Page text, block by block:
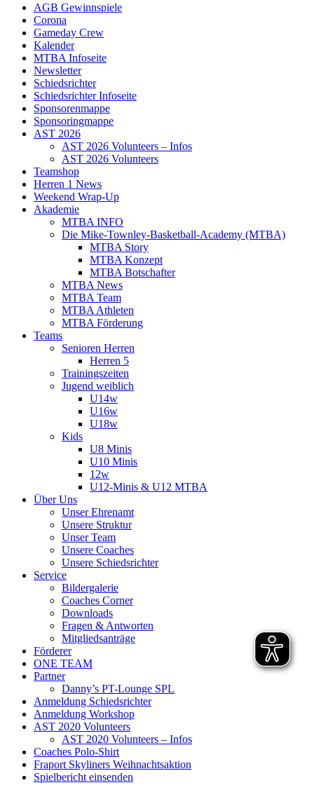
AGB Gewinnspiele
Corona
Gameday Crew
Kalender
MTBA Infoseite
Newsletter
Schiedsrichter
Schiedsrichter Infoseite
Sponsorenmappe
Sponsoringmappe
AST 2026
AST 2026 Volunteers – Infos
AST 2026 Volunteers
Teamshop
Herren 1 News
Weekend Wrap-Up
Akademie
MTBA INFO
Die Mike-Townley-Basketball-Academy (MTBA)
MTBA Story
MTBA Konzept
MTBA Botschafter
MTBA News
MTBA Team
MTBA Athleten
MTBA Förderung
Teams
Senioren Herren
Herren 5
Trainingszeiten
Jugend weiblich
U14w
U16w
U18w
Kids
U8 Minis
U10 Minis
12w
U12-Minis & U12 MTBA
Über Uns
Unser Ehrenamt
Unsere Struktur
Unser Team
Unsere Coaches
Unsere Schiedsrichter
Service
Bildergalerie
Coaches Corner
Downloads
Fragen & Antworten
Mitgliedsanträge
Förderer
ONE TEAM
Partner
Danny’s PT-Lounge SPL
Anmeldung Schiedsrichter
Anmeldung Workshop
AST 2020 Volunteers
AST 2020 Volunteers – Infos
Coaches Polo-Shirt
Fraport Skyliners Weihnachtsaktion
Spielbericht einsenden